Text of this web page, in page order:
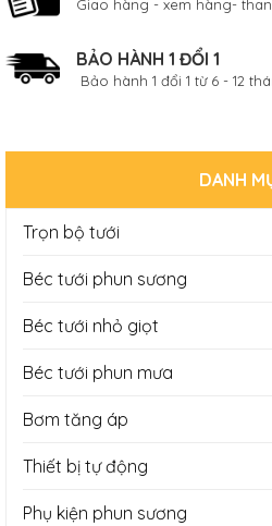
Giao hàng - xem hàng-
BẢO HÀNH 1 ĐỔI 1
Bảo hành 1 đổi 1 từ 6 - 12
DANH
Trọn bộ tưới
Béc tưới phun sương
Béc tưới nhỏ giọt
Béc tưới phun mưa
Bơm tăng áp
Thiết bị tự động
Phụ kiện phun sương